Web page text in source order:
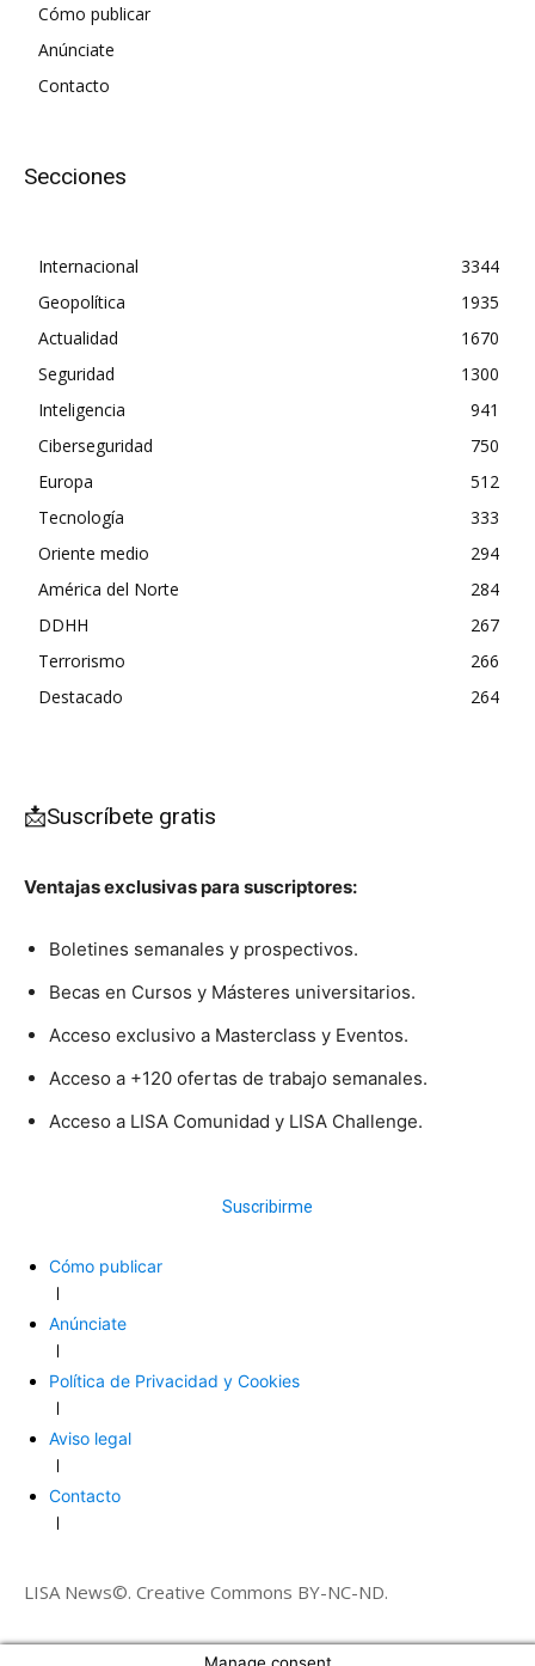
Cómo publicar
Anúnciate
Contacto
Secciones
Internacional
3344
Geopolítica
1935
Actualidad
1670
Seguridad
1300
Inteligencia
941
Ciberseguridad
750
Europa
512
Tecnología
333
Oriente medio
294
América del Norte
284
DDHH
267
Terrorismo
266
Destacado
264
📩Suscríbete gratis
Ventajas exclusivas para suscriptores:
Boletines semanales y prospectivos.
Becas en Cursos y Másteres universitarios.
Acceso exclusivo a Masterclass y Eventos.
Acceso a +120 ofertas de trabajo semanales.
Acceso a LISA Comunidad y LISA Challenge.
Suscribirme
Cómo publicar
Anúnciate
Política de Privacidad y Cookies
Aviso legal
Contacto
LISA News©. Creative Commons BY-NC-ND.
Manage consent